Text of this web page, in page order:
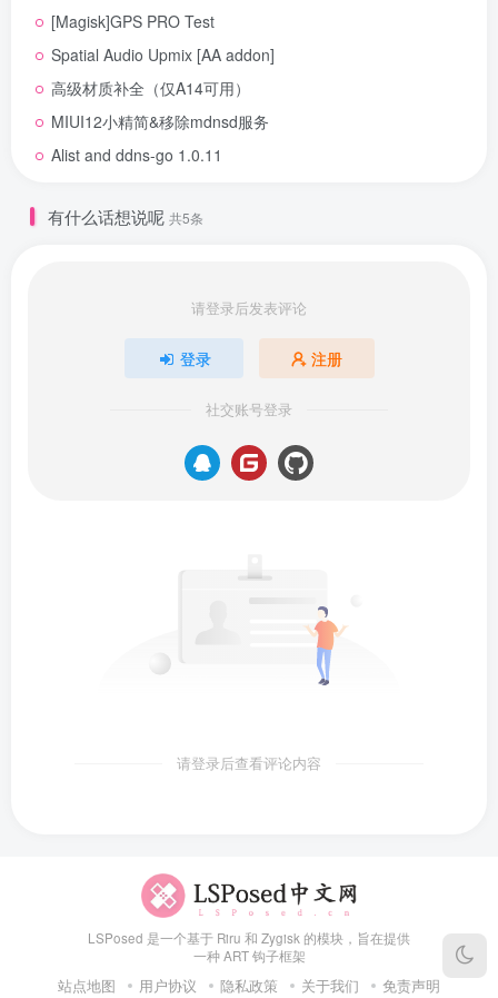
[Magisk]GPS PRO Test
Spatial Audio Upmix [AA addon]
高级材质补全（仅A14可用）
MIUI12小精简&移除mdnsd服务
Alist and ddns-go 1.0.11
有什么话想说呢 共5条
请登录后发表评论
登录 注册
社交账号登录
请登录后查看评论内容
LSPosed 是一个基于 Riru 和 Zygisk 的模块，旨在提供
一种 ART 钩子框架
站点地图 用户协议 隐私政策 关于我们 免责声明